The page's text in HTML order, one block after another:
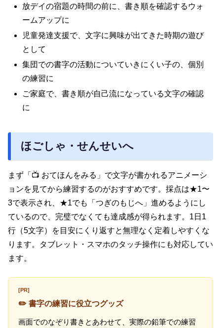
放デイの宿題の時間の前に、書き順を確認するウォ
ームアップに
児童発達支援で、文字に興味が出てきた時期の遊び
として
集団での書字の活動についていきにくい子の、個別
の練習に
ご家庭で、書き順が自己流になっている文字の確認
に
ほごしゃ・せんせいへ
まず「📺 おてほんをみる」で文字が書かれるアニメーシ
ョンを見てから練習するのがおすすめです。採点は★1〜
3で表示され、★1でも「つぎのもじへ」進めるようにし
ているので、完璧でなくても達成感が得られます。1日1
行（5文字）を目安にくり返すと無理なく定着しやすくな
ります。タブレット・スマホのタッチ操作にも対応してい
ます。
[PR]
✏️ 書字の練習に役立つグッズ
画面でのなぞり書きとあわせて、実際の鉛筆での練習